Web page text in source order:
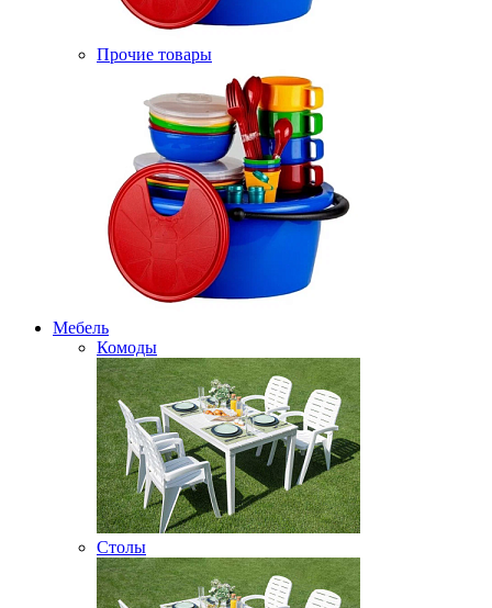
Прочие товары
Мебель
Комоды
Столы